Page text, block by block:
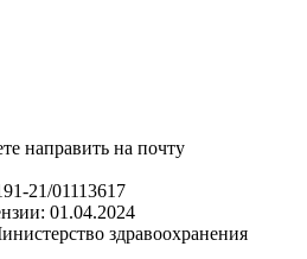
направить на почту
21/01113617
01.04.2024
здравоохранения